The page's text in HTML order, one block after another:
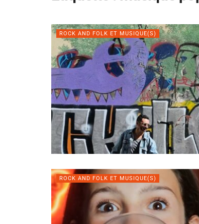
ROCK AND FOLK ET MUSIQUE(S)
ROCK AND FOLK ET MUSIQUE(S)